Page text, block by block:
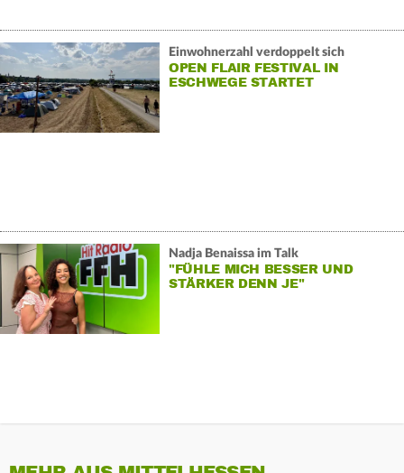
Einwohnerzahl verdoppelt sich
OPEN FLAIR FESTIVAL IN
ESCHWEGE STARTET
Nadja Benaissa im Talk
"FÜHLE MICH BESSER UND
STÄRKER DENN JE"